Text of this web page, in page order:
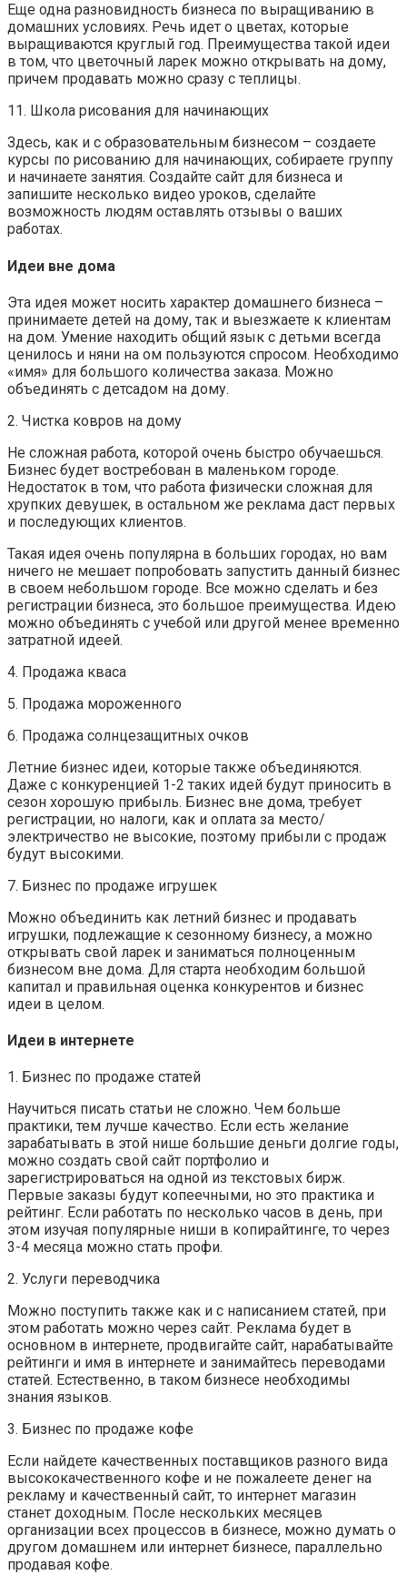
Еще одна разновидность бизнеса по выращиванию в
домашних условиях. Речь идет о цветах, которые
выращиваются круглый год. Преимущества такой идеи
в том, что цветочный ларек можно открывать на дому,
причем продавать можно сразу с теплицы.
11. Школа рисования для начинающих
Здесь, как и с образовательным бизнесом – создаете
курсы по рисованию для начинающих, собираете группу
и начинаете занятия. Создайте сайт для бизнеса и
запишите несколько видео уроков, сделайте
возможность людям оставлять отзывы о ваших
работах.
Идеи вне дома
Эта идея может носить характер домашнего бизнеса –
принимаете детей на дому, так и выезжаете к клиентам
на дом. Умение находить общий язык с детьми всегда
ценилось и няни на ом пользуются спросом. Необходимо
«имя» для большого количества заказа. Можно
объединять с детсадом на дому.
2. Чистка ковров на дому
Не сложная работа, которой очень быстро обучаешься.
Бизнес будет востребован в маленьком городе.
Недостаток в том, что работа физически сложная для
хрупких девушек, в остальном же реклама даст первых
и последующих клиентов.
Такая идея очень популярна в больших городах, но вам
ничего не мешает попробовать запустить данный бизнес
в своем небольшом городе. Все можно сделать и без
регистрации бизнеса, это большое преимущества. Идею
можно объединять с учебой или другой менее временно
затратной идеей.
4. Продажа кваса
5. Продажа мороженного
6. Продажа солнцезащитных очков
Летние бизнес идеи, которые также объединяются.
Даже с конкуренцией 1-2 таких идей будут приносить в
сезон хорошую прибыль. Бизнес вне дома, требует
регистрации, но налоги, как и оплата за место/
электричество не высокие, поэтому прибыли с продаж
будут высокими.
7. Бизнес по продаже игрушек
Можно объединить как летний бизнес и продавать
игрушки, подлежащие к сезонному бизнесу, а можно
открывать свой ларек и заниматься полноценным
бизнесом вне дома. Для старта необходим большой
капитал и правильная оценка конкурентов и бизнес
идеи в целом.
Идеи в интернете
1. Бизнес по продаже статей
Научиться писать статьи не сложно. Чем больше
практики, тем лучше качество. Если есть желание
зарабатывать в этой нише большие деньги долгие годы,
можно создать свой сайт портфолио и
зарегистрироваться на одной из текстовых бирж.
Первые заказы будут копеечными, но это практика и
рейтинг. Если работать по несколько часов в день, при
этом изучая популярные ниши в копирайтинге, то через
3-4 месяца можно стать профи.
2. Услуги переводчика
Можно поступить также как и с написанием статей, при
этом работать можно через сайт. Реклама будет в
основном в интернете, продвигайте сайт, нарабатывайте
рейтинги и имя в интернете и занимайтесь переводами
статей. Естественно, в таком бизнесе необходимы
знания языков.
3. Бизнес по продаже кофе
Если найдете качественных поставщиков разного вида
высококачественного кофе и не пожалеете денег на
рекламу и качественный сайт, то интернет магазин
станет доходным. После нескольких месяцев
организации всех процессов в бизнесе, можно думать о
другом домашнем или интернет бизнесе, параллельно
продавая кофе.